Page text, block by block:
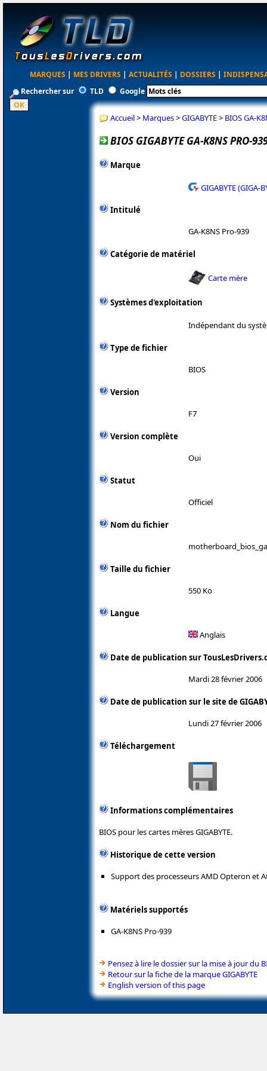
MARQUES | MES DRIVERS | ACTUALITÉS | DOSSIERS |
Rechercher sur
TLD Google
Accueil> Marques>GIGABYTE> BIOS GA-
BIOS GIGABYTE GA-K8NS PRO-
Marque
GIGABYTE (GIGA-
Intitulé
GA-K8NS Pro-939
Catégorie de matériel
Carte mère
Systèmes d'exploitation
Indépendant du
Type de fichier
BIOS
Version
F7
Version complète
Oui
Statut
Officiel
Nom du fichier
Taille du fichier
550 Ko
Langue
Anglais
Date de publication sur
Mardi 28 février 2006
Date de publication sur le site de
Lundi 27 février 2006
Téléchargement
Informations complémentaires
BIOS pour les cartes mères GIGABYTE.
Historique de cette version
Support des processeurs AMD Opteron et
Matériels supportés
GA-K8NS Pro-939
Pensez à lire le dossier sur la mise à jour du
Retour sur la fiche de la marque GIGABYTE
English version of this page